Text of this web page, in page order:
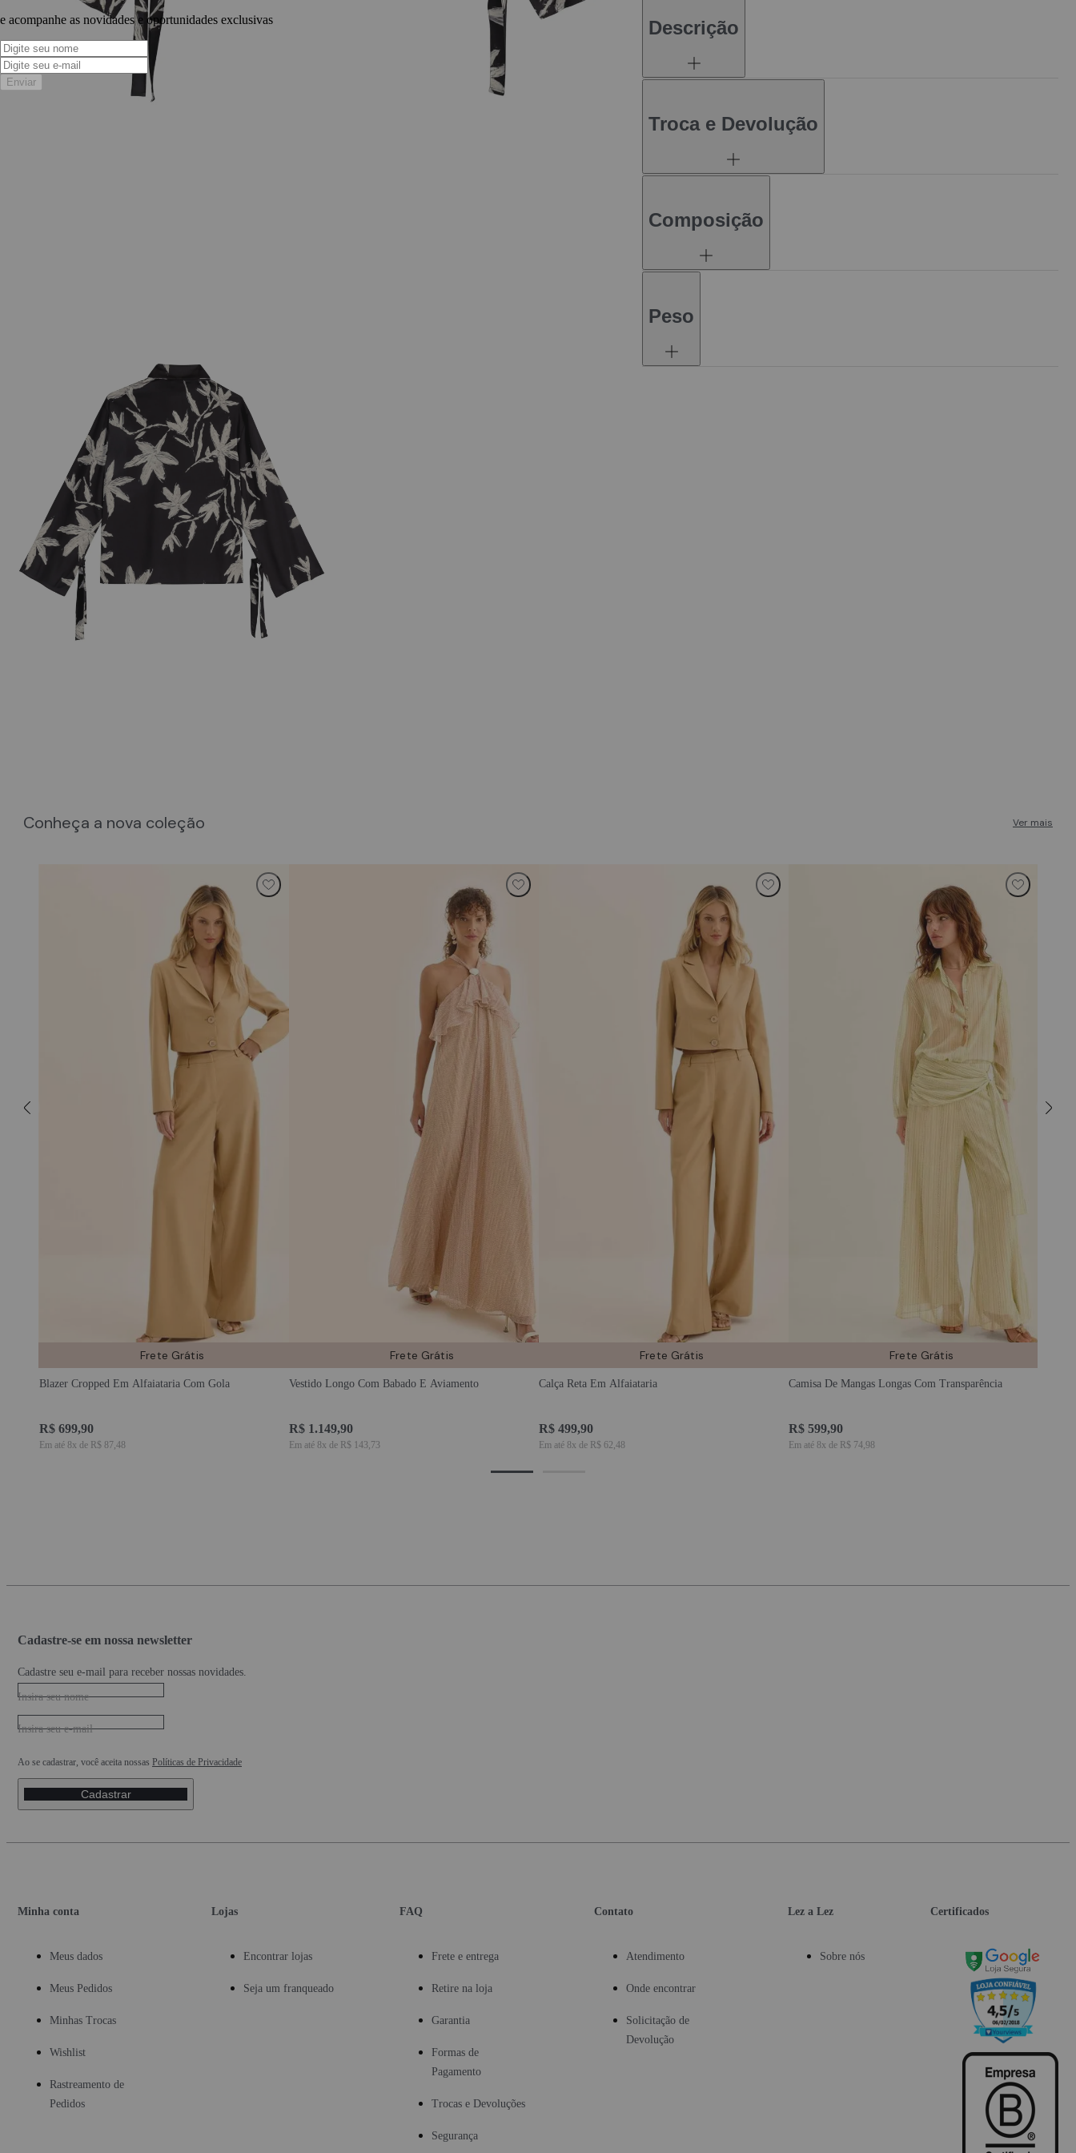
Descrição
Troca e Devolução
Composição
Peso
Conheça a nova coleção Ver mais
Frete Grátis
Blazer Cropped Em Alfaiataria Com Gola
R$ 699,90
Em até 8x de R$ 87,48
Frete Grátis
Vestido Longo Com Babado E Aviamento
R$ 1.149,90
Em até 8x de R$ 143,73
Frete Grátis
Calça Reta Em Alfaiataria
R$ 499,90
Em até 8x de R$ 62,48
Frete Grátis
Camisa De Mangas Longas Com Transparência
R$ 599,90
Em até 8x de R$ 74,98
Cadastre-se em nossa newsletter
Cadastre seu e-mail para receber nossas novidades.
Insira seu nome
Insira seu e-mail
Ao se cadastrar, você aceita nossas Políticas de Privacidade
Cadastrar
Minha conta
Meus dados
Meus Pedidos
Minhas Trocas
Wishlist
Rastreamento de
Pedidos
Lojas
Encontrar lojas
Seja um franqueado
FAQ
Frete e entrega
Retire na loja
Garantia
Formas de
Pagamento
Trocas e Devoluções
Segurança
Contato
Atendimento
Onde encontrar
Solicitação de
Devolução
Lez a Lez
Sobre nós
Certificados
e acompanhe as novidades e oportunidades exclusivas
Enviar